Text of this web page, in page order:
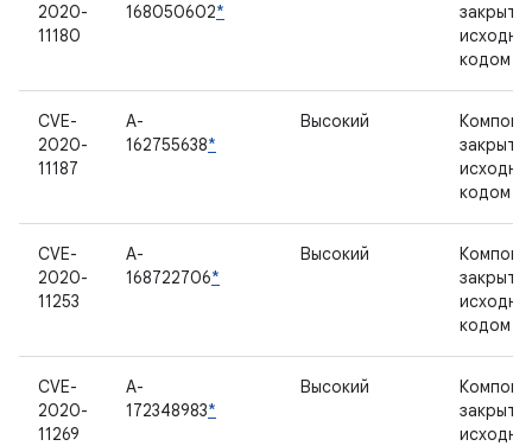
2020-
11180
168050602*
кодом
CVE-
2020-
11187
A-
162755638*
Высокий
кодом
CVE-
2020-
11253
A-
168722706*
Высокий
кодом
CVE-
2020-
11269
A-
172348983*
Высокий